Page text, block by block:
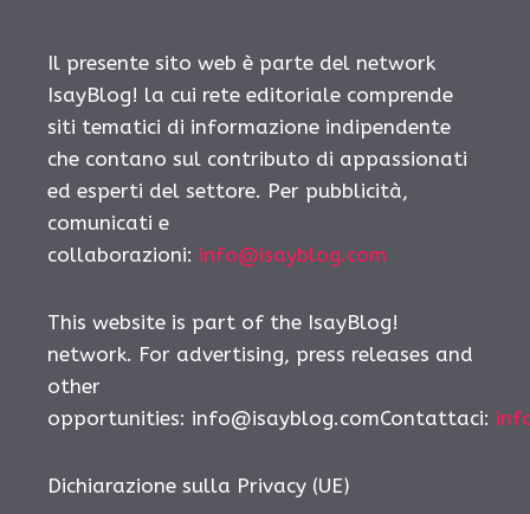
Il presente sito web è parte del network
IsayBlog! la cui rete editoriale comprende
siti tematici di informazione indipendente
che contano sul contributo di appassionati
ed esperti del settore. Per pubblicità,
comunicati e
collaborazioni: info@isayblog.com
This website is part of the IsayBlog!
network. For advertising, press releases and
other
opportunities: info@isayblog.comContattaci:
Dichiarazione sulla Privacy (UE)